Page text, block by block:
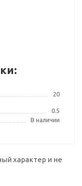
20
0.5
В наличии
характер и не